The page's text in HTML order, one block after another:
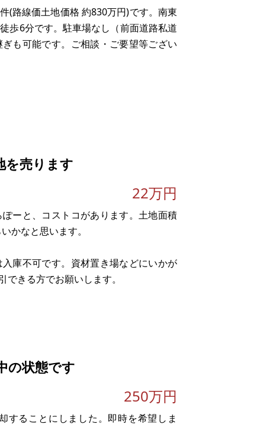
(路線価土地価格 約830万円)です。南東
歩6分です。駐車場なし（前面道路私道
も可能です。ご相談・ご要望等ござい
を売ります
22万円
ーと、コストコがあります。土地面積
かなと思います。
庫不可です。資材置き場などにいかが
きる方でお願いします。
の状態です
250万円
することにしました。即時を希望しま